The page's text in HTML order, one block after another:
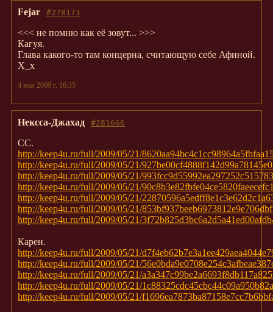
#278171
Fejar
<<< не помню как её зовут... >>>
Кагуя.
Глава какого-то там концерна, считающую себе Афиной.
Х_х
4 мая 2009 г. 16:35
#281666
Нексса-Джахад
CC.
http://keep4u.ru/full/2009/05/21/
http://keep4u.ru/full/2009/05/21/
http://keep4u.ru/full/2009/05/21/
http://keep4u.ru/full/2009/05/21/
http://keep4u.ru/full/2009/05/21/
http://keep4u.ru/full/2009/05/21/
http://keep4u.ru/full/2009/05/21/
Карен.
http://keep4u.ru/full/2009/05/21/
http://keep4u.ru/full/2009/05/21/
http://keep4u.ru/full/2009/05/21/
http://keep4u.ru/full/2009/05/21/
http://keep4u.ru/full/2009/05/21/